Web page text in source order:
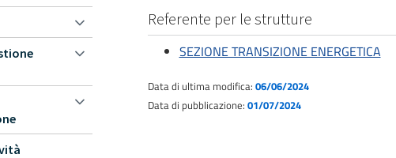
Referente per le strutture
SEZIONE TRANSIZIONE ENERGETICA
Data di ultima modifica: 06/06/2024
Data di pubblicazione: 01/07/2024